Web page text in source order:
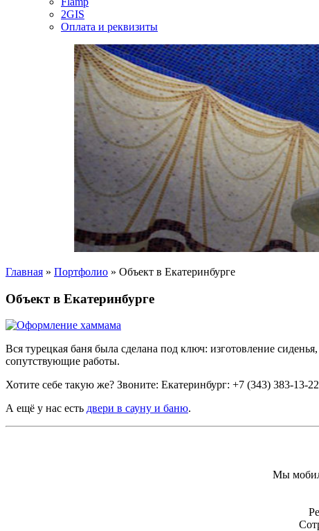
2GIS
Оплата и реквизиты
Главная » Портфолио » Объект в Екатеринбурге
Объект в Екатеринбурге
Вся турецкая баня была сделана под ключ: изготовление
сопутствующие работы.
Хотите себе такую же? Звоните: Екатеринбург: +7 (343) 383-13-
А ещё у нас есть двери в сауну и баню.
Мы